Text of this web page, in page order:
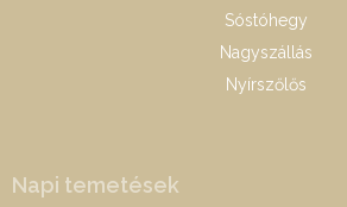
Sóstóhegy
Nagyszállás
Nyírszőlős
Napi temetések